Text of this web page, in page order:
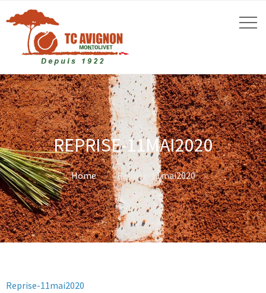
REPRISE-11MAI2020
Home Reprise-11mai2020
Reprise-11mai2020